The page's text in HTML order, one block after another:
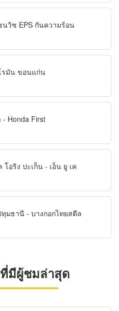
วิช EPS กันความร้อน
รมัน ขอนแก่น
Honda First
อริง ปะเก็น - เอ็น ยู เค
มธานี - บางกอกไทยสตีล
มีผู้ชมล่าสุด